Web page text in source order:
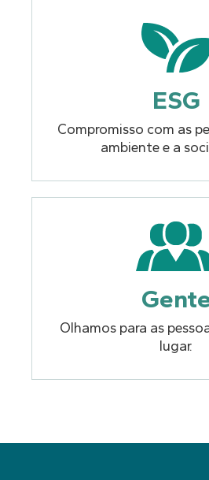
ESG
Compromisso com as
ambiente e a
Olhamos para as
lugar.